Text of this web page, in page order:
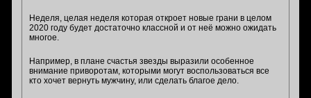
Неделя, целая неделя которая откроет новые грани в целом
2020 году будет достаточно классной и от неё можно ожидать
многое.
Например, в плане счастья звезды выразили особенное
внимание приворотам, которыми могут воспользоваться все
кто хочет вернуть мужчину, или сделать благое дело.